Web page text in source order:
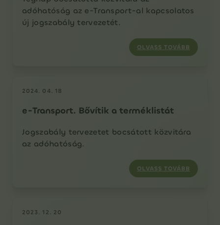
adóhatóság az e-Transport-al kapcsolatos
új jogszabály tervezetét.
OLVASS TOVÁBB
2024. 04. 18
e-Transport. Bővítik a terméklistát
Jogszabály tervezetet bocsátott közvitára
az adóhatóság.
OLVASS TOVÁBB
2023. 12. 20